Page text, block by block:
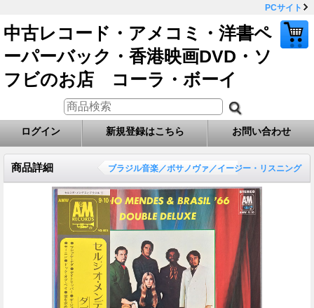
PCサイト
中古レコード・アメコミ・洋書ペ
ーパーバック・香港映画DVD・ソ
フビのお店 コーラ・ボーイ
ログイン 新規登録はこちら お問い合わせ
商品詳細 ブラジル音楽／ボサノヴァ／イージー・リスニング